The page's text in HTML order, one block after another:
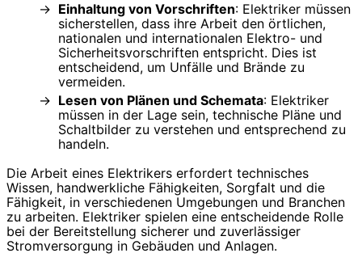
Einhaltung von Vorschriften: Elektriker müssen
sicherstellen, dass ihre Arbeit den örtlichen,
nationalen und internationalen Elektro- und
Sicherheitsvorschriften entspricht. Dies ist
entscheidend, um Unfälle und Brände zu
vermeiden.
Lesen von Plänen und Schemata: Elektriker
müssen in der Lage sein, technische Pläne und
Schaltbilder zu verstehen und entsprechend zu
handeln.
Die Arbeit eines Elektrikers erfordert technisches
Wissen, handwerkliche Fähigkeiten, Sorgfalt und die
Fähigkeit, in verschiedenen Umgebungen und Branchen
zu arbeiten. Elektriker spielen eine entscheidende Rolle
bei der Bereitstellung sicherer und zuverlässiger
Stromversorgung in Gebäuden und Anlagen.